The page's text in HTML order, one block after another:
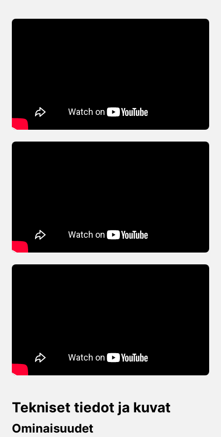
Tekniset tiedot ja kuvat
Ominaisuudet